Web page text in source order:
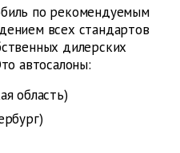
по рекомендуемым
всех стандартов
дилерских
автосалоны:
область)